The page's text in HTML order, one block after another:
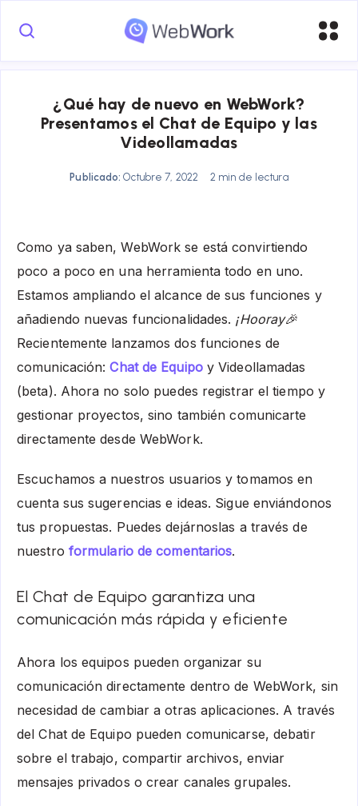
¿Qué hay de nuevo en WebWork?
Presentamos el Chat de Equipo y las
Videollamadas
Publicado: Octubre 7, 2022 2 min de lectura
Como ya saben, WebWork se está convirtiendo
poco a poco en una herramienta todo en uno.
Estamos ampliando el alcance de sus funciones y
añadiendo nuevas funcionalidades. ¡Hooray🎉
Recientemente lanzamos dos funciones de
comunicación:Chat de Equipoy Videollamadas
(beta). Ahora no solo puedes registrar el tiempo y
gestionar proyectos, sino también comunicarte
directamente desde WebWork.
Escuchamos a nuestros usuarios y tomamos en
cuenta sus sugerencias e ideas. Sigue enviándonos
tus propuestas. Puedes dejárnoslas a través de
nuestro formulario de comentarios.
El Chat de Equipo garantiza una
comunicación más rápida y eficiente
Ahora los equipos pueden organizar su
comunicación directamente dentro de WebWork, sin
necesidad de cambiar a otras aplicaciones. A través
del Chat de Equipo pueden comunicarse, debatir
sobre el trabajo, compartir archivos, enviar
mensajes privados o crear canales grupales.